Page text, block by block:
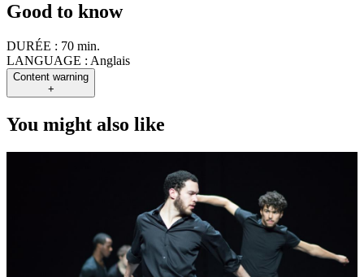
Good to know
DURÉE : 70 min.
LANGUAGE : Anglais
Content warning
+
You might also like